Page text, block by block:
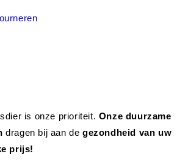
is onze prioriteit. Onze duurzame
dragen bij aan de gezondheid van uw
prijs!